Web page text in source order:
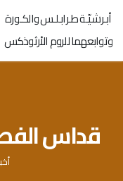
أبـرشـيّـة طـرابـلـس والكـورة
وتوابعهما للروم الأرثوذكس
قداس